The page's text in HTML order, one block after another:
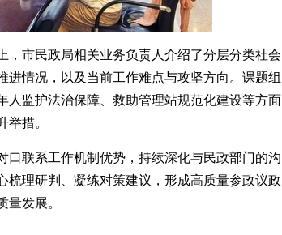
，市民政局相关业务负责人介绍了分层分类社会
情况，以及当前工作难点与攻坚方向。课题组
人监护法治保障、救助管理站规范化建设等方面
措。
口联系工作机制优势，持续深化与民政部门的沟
理研判、凝练对策建议，形成高质量参政议政
量发展。